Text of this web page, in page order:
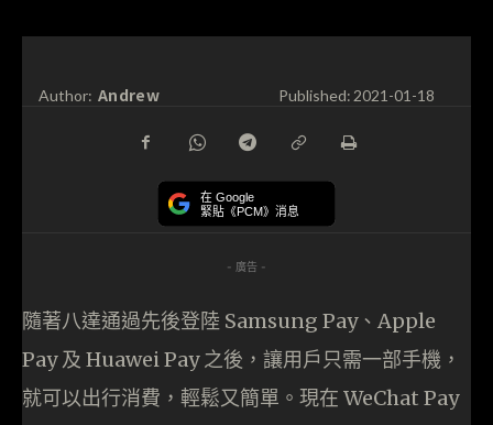
Author: Andrew Published:2021-01-18
在 Google
緊貼《PCM》消息
- 廣告 -
隨著八達通過先後登陸 Samsung Pay、Apple
Pay 及 Huawei Pay 之後，讓用戶只需一部手機，
就可以出行消費，輕鬆又簡單。現在 WeChat Pay